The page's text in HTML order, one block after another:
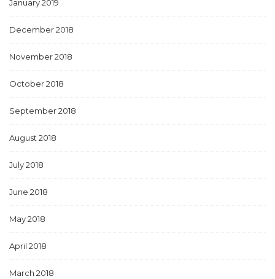
January 2019
December 2018
November 2018
October 2018
September 2018
August 2018
July 2018
June 2018
May 2018
April 2018
March 2018